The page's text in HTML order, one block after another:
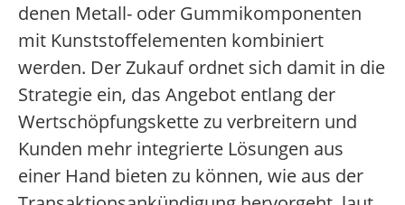
denen Metall- oder Gummikomponenten
mit Kunststoffelementen kombiniert
werden. Der Zukauf ordnet sich damit in die
Strategie ein, das Angebot entlang der
Wertschöpfungskette zu verbreitern und
Kunden mehr integrierte Lösungen aus
einer Hand bieten zu können, wie aus der